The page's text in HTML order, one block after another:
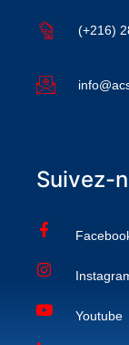
(+216)
Suivez-
Youtube